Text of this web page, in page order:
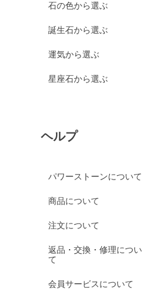
石の色から選ぶ
誕生石から選ぶ
運気から選ぶ
星座石から選ぶ
ヘルプ
パワーストーンについて
商品について
注文について
返品・交換・修理につい
て
会員サービスについて